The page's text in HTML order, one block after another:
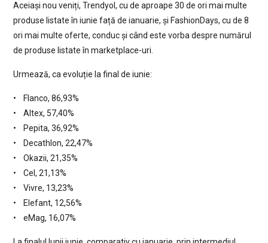
Aceiași nou veniți, Trendyol, cu de aproape 30 de ori mai multe
produse listate în iunie față de ianuarie, și FashionDays, cu de 8
ori mai multe oferte, conduc și când este vorba despre numărul
de produse listate în marketplace-uri.
Urmează, ca evoluție la final de iunie:
• Flanco, 86,93%
• Altex, 57,40%
• Pepita, 36,92%
• Decathlon, 22,47%
• Okazii, 21,35%
• Cel, 21,13%
• Vivre, 13,23%
• Elefant, 12,56%
• eMag, 16,07%